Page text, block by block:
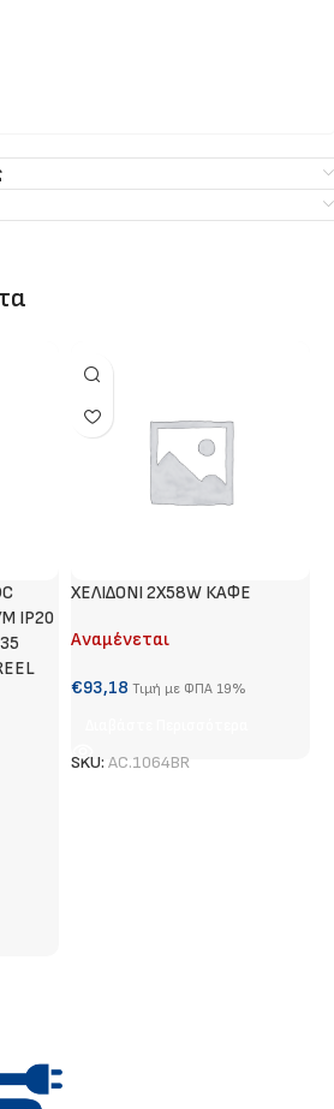
IP20
ΧΕΛΙΔΟΝΙ 2X58W ΚΑΦΕ
Αναμένεται
€93,18 Τιμή με ΦΠΑ 19%
SKU: AC.1064BR